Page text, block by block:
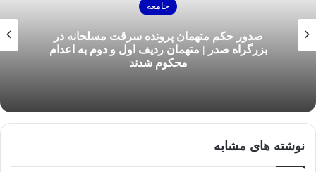
جامعه
صدور حکم متهمان پرونده سرقت مسلحانه در
بزرگراه صدر | متهمان ردیف اول و دوم به اعدام
محکوم شدند
نوشته های مشابه